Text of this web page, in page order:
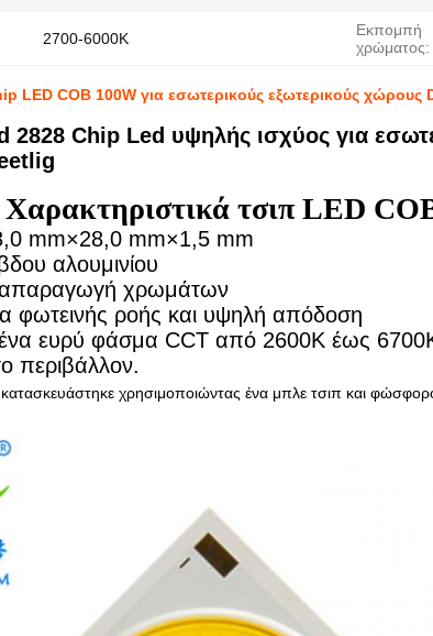
2700-6000K
Εκπομπή
χρώματος:
LED COB 100W για εσωτερικούς εξωτερικούς
2828 Chip Led υψηλής ισχύος για
Χαρακτηριστικά τσιπ LED
mm×28,0 mm×1,5 mm
αλουμινίου
χρωμάτων
φωτεινής ροής και υψηλή απόδοση
ένα ευρύ φάσμα CCT από 2600K έως
περιβάλλον.
χρησιμοποιώντας ένα μπλε τσιπ και